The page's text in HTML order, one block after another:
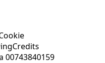
Credits
00743840159